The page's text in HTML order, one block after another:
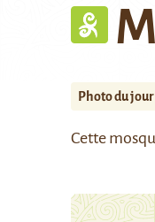
Photo du jour
Cette